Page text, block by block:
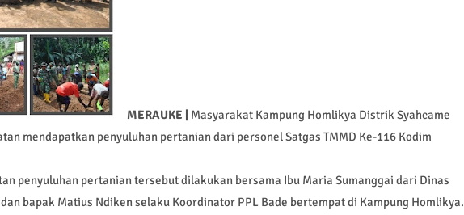
MERAUKE | Masyarakat Kampung Homlikya Distrik Syahcame
mendapatkan penyuluhan pertanian dari personel Satgas TMMD Ke-116 Kodim
penyuluhan pertanian tersebut dilakukan bersama Ibu Maria Sumanggai dari Dinas
bapak Matius Ndiken selaku Koordinator PPL Bade bertempat di Kampung Homlikya.